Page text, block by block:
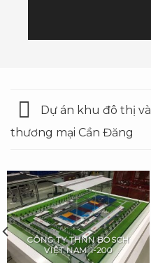
Dự án khu đô thị và
thương mại Cần Đăng
CÔNG TY THNN BOSCH
VIỆT NAM 1-200